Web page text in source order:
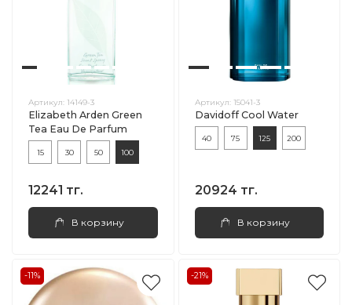
Артикул: 14149-3
Elizabeth Arden Green
Tea Eau De Parfum
15 30 50 100
12241 тг.
В корзину
Артикул: 15041-3
Davidoff Cool Water
40 75 125 200
20924 тг.
В корзину
-11% -21%